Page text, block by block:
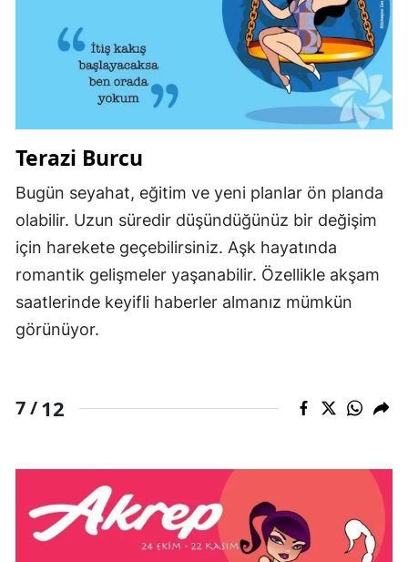
Terazi Burcu
Bugün seyahat, eğitim ve yeni planlar ön planda
olabilir. Uzun süredir düşündüğünüz bir değişim
için harekete geçebilirsiniz. Aşk hayatında
romantik gelişmeler yaşanabilir. Özellikle akşam
saatlerinde keyifli haberler almanız mümkün
görünüyor.
7 /12